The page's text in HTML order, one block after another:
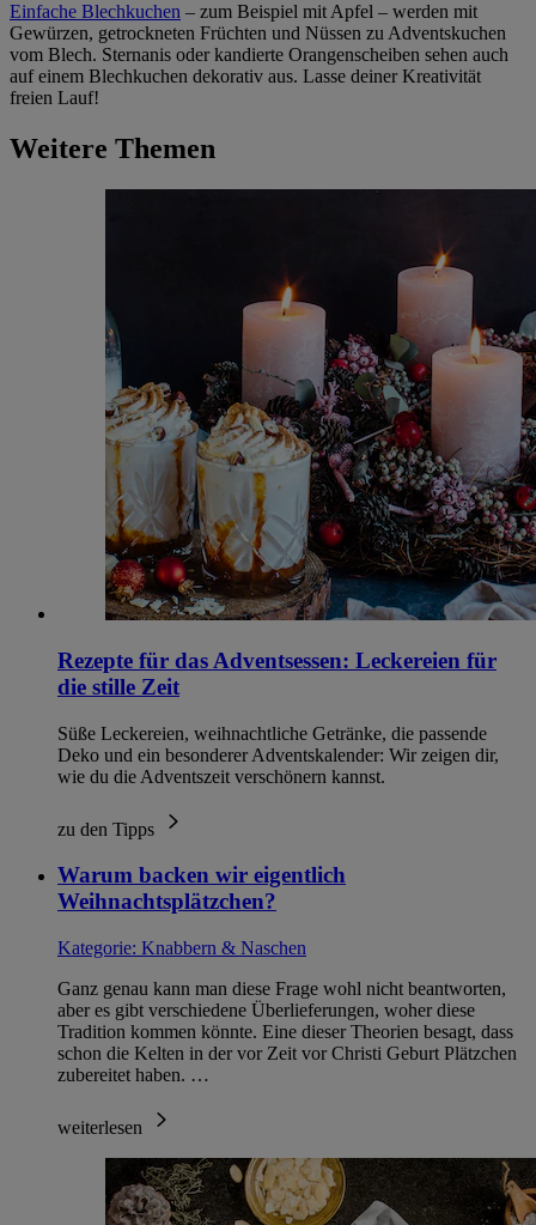
Einfache Blechkuchen – zum Beispiel mit Apfel – werden mit
Gewürzen, getrockneten Früchten und Nüssen zu Adventskuchen
vom Blech. Sternanis oder kandierte Orangenscheiben sehen auch
auf einem Blechkuchen dekorativ aus. Lasse deiner Kreativität
freien Lauf!
Weitere Themen
Rezepte für das Adventsessen: Leckereien für
die stille Zeit
Süße Leckereien, weihnachtliche Getränke, die passende
Deko und ein besonderer Adventskalender: Wir zeigen dir,
wie du die Adventszeit verschönern kannst.
zu den Tipps
Warum backen wir eigentlich
Weihnachtsplätzchen?
Kategorie: Knabbern & Naschen
Ganz genau kann man diese Frage wohl nicht beantworten,
aber es gibt verschiedene Überlieferungen, woher diese
Tradition kommen könnte. Eine dieser Theorien besagt, dass
schon die Kelten in der vor Zeit vor Christi Geburt Plätzchen
zubereitet haben. …
weiterlesen